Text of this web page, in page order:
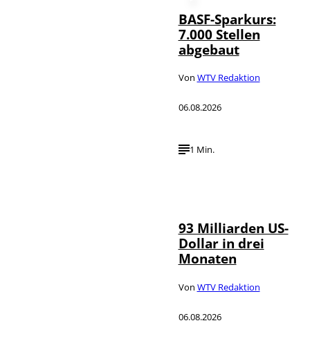
BASF-Sparkurs:
7.000 Stellen
abgebaut
Von WTV Redaktion
06.08.2026
1 Min.
93 Milliarden US-
Dollar in drei
Monaten
Von WTV Redaktion
06.08.2026